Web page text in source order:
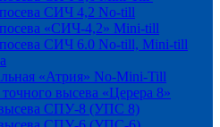
СИЧ 4,2 No-till
«СИЧ-4,2» Mini-till
СИЧ 6.0 No-till, Mini-till
«Атрия» No-Mini-Till
высева «Церера 8»
высева СПУ-8 (УПС 8)